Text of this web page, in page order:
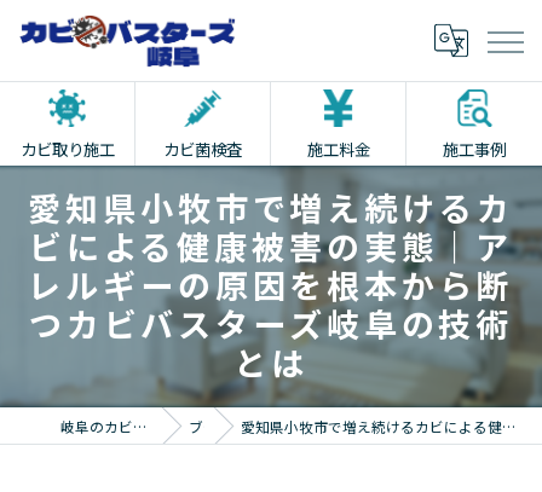
カビ取り施工 カビ菌検査 施工料金 施工事例
愛知県小牧市で増え続けるカ
ビによる健康被害の実態｜ア
レルギーの原因を根本から断
つカビバスターズ岐阜の技術
とは
岐阜のカビ取りならカビバスターズ岐阜 ブログ 愛知県小牧市で増え続けるカビによる健康被害の実態｜アレルギーの原因を根本から断つカビバスターズ岐阜の技術とは